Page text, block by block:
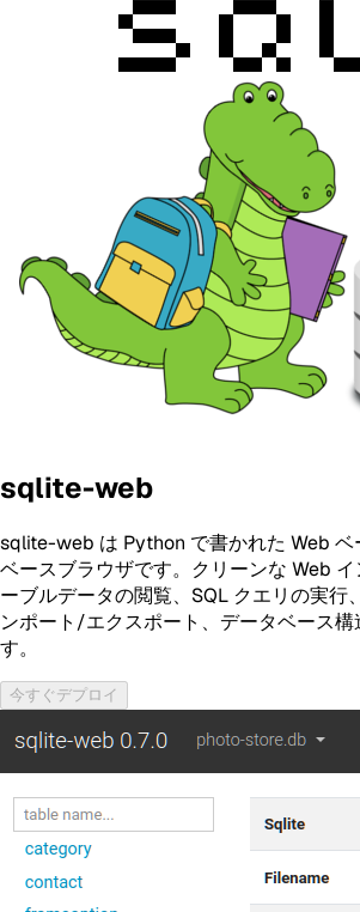
sqlite-web
sqlite-web は Python で書かれた Web ベ
ベースブラウザです。クリーンな Web
ーブルデータの閲覧、SQL クエリの実行
ンポート/エクスポート、データベース
す。
今すぐデプロイ